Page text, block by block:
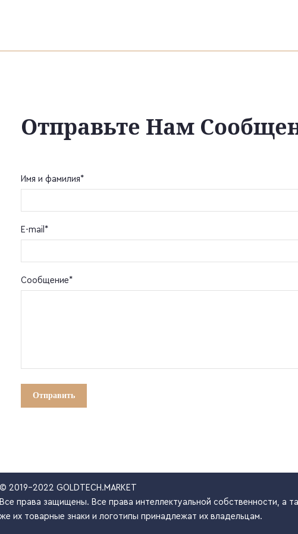
Отправьте Нам
Имя и фамилия*
E-mail*
Сообщение*
© 2019-2022 GOLDTECH.MARKET
Все права защищены. Все права интеллектуальной собственности, а
же их товарные знаки и логотипы принадлежат их владельцам.